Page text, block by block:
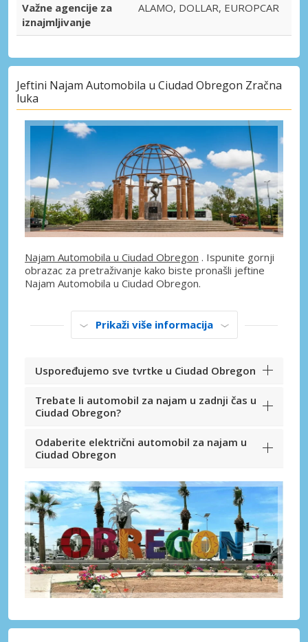
Važne agencije za
iznajmljivanje
ALAMO, DOLLAR, EUROPCAR
Jeftini Najam Automobila u Ciudad Obregon Zračna
luka
Najam Automobila u Ciudad Obregon . Ispunite gornji
obrazac za pretraživanje kako biste pronašli jeftine
Najam Automobila u Ciudad Obregon.
Prikaži više informacija
Uspoređujemo sve tvrtke u Ciudad Obregon
Trebate li automobil za najam u zadnji čas u
Ciudad Obregon?
Odaberite električni automobil za najam u
Ciudad Obregon